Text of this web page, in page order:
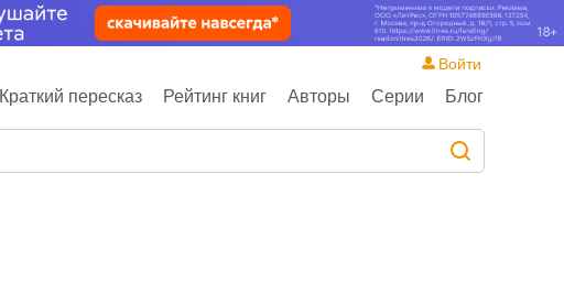
Краткий пересказ Рейтинг книг Авторы Серии Блог
Войти